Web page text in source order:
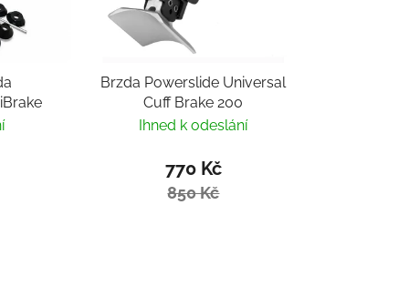
Brzda Powerslide Universal
Cuff Brake 200
Ihned k odeslání
770 Kč
850 Kč